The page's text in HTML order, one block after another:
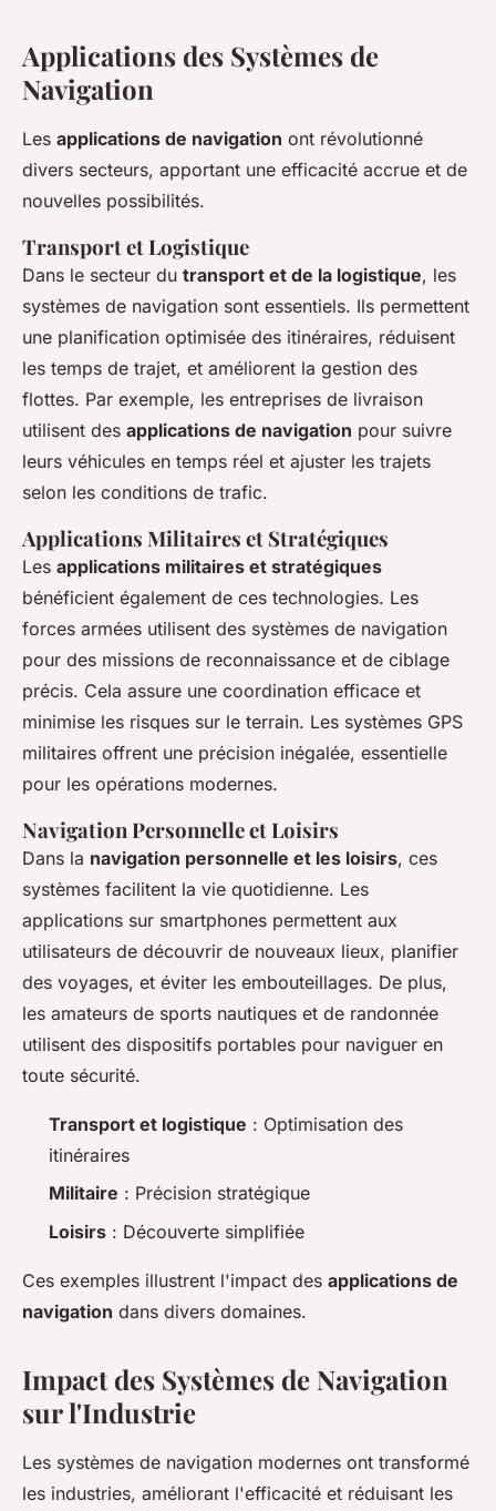
Applications des Systèmes de
Navigation
Les applications de navigation ont révolutionné
divers secteurs, apportant une efficacité accrue et de
nouvelles possibilités.
Transport et Logistique
Dans le secteur du transport et de la logistique, les
systèmes de navigation sont essentiels. Ils permettent
une planification optimisée des itinéraires, réduisent
les temps de trajet, et améliorent la gestion des
flottes. Par exemple, les entreprises de livraison
utilisent des applications de navigation pour suivre
leurs véhicules en temps réel et ajuster les trajets
selon les conditions de trafic.
Applications Militaires et Stratégiques
Les applications militaires et stratégiques
bénéficient également de ces technologies. Les
forces armées utilisent des systèmes de navigation
pour des missions de reconnaissance et de ciblage
précis. Cela assure une coordination efficace et
minimise les risques sur le terrain. Les systèmes GPS
militaires offrent une précision inégalée, essentielle
pour les opérations modernes.
Navigation Personnelle et Loisirs
Dans la navigation personnelle et les loisirs, ces
systèmes facilitent la vie quotidienne. Les
applications sur smartphones permettent aux
utilisateurs de découvrir de nouveaux lieux, planifier
des voyages, et éviter les embouteillages. De plus,
les amateurs de sports nautiques et de randonnée
utilisent des dispositifs portables pour naviguer en
toute sécurité.
Transport et logistique : Optimisation des
itinéraires
Militaire : Précision stratégique
Loisirs : Découverte simplifiée
Ces exemples illustrent l'impact des applications de
navigation dans divers domaines.
Impact des Systèmes de Navigation
sur l'Industrie
Les systèmes de navigation modernes ont transformé
les industries, améliorant l'efficacité et réduisant les